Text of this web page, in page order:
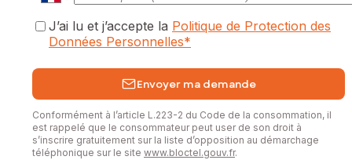
J’ai lu et j’accepte la Politique de Protection des
Données Personnelles*
Envoyer ma demande
Conformément à l’article L.223-2 du Code de la consommation, il
est rappelé que le consommateur peut user de son droit à
s’inscrire gratuitement sur la liste d’opposition au démarchage
téléphonique sur le site www.bloctel.gouv.fr.